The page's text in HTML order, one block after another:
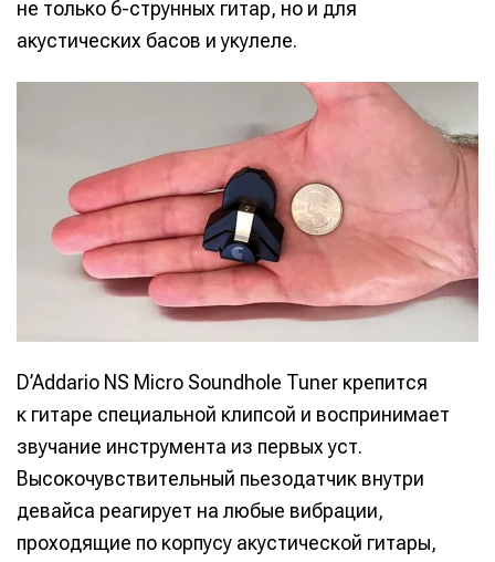
не только 6-струнных гитар, но и для
акустических басов и укулеле.
D’Addario NS Micro Soundhole Tuner крепится
к гитаре специальной клипсой и воспринимает
звучание инструмента из первых уст.
Высокочувствительный пьезодатчик внутри
девайса реагирует на любые вибрации,
проходящие по корпусу акустической гитары,